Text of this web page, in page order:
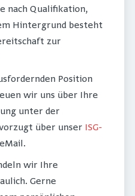
nach Qualifikation,
Hintergrund besteht
zur
Position
wir uns über Ihre
unter der
über unser ISG-
wir Ihre
Gerne